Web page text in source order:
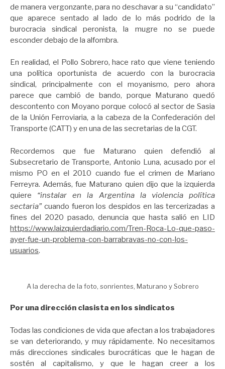
de manera vergonzante, para no deschavar a su “candidato”
que aparece sentado al lado de lo más podrido de la
burocracia sindical peronista, la mugre no se puede
esconder debajo de la alfombra.
En realidad, el Pollo Sobrero, hace rato que viene teniendo
una política oportunista de acuerdo con la burocracia
sindical, principalmente con el moyanismo, pero ahora
parece que cambió de bando, porque Maturano quedó
descontento con Moyano porque colocó al sector de Sasia
de la Unión Ferroviaria, a la cabeza de la Confederación del
Transporte (CATT) y en una de las secretarias de la CGT.
Recordemos que fue Maturano quien defendió al
Subsecretario de Transporte, Antonio Luna, acusado por el
mismo PO en el 2010 cuando fue el crimen de Mariano
Ferreyra. Además, fue Maturano quien dijo que la izquierda
quiere “instalar en la Argentina la violencia política
sectaria” cuando fueron los despidos en las tercerizadas a
fines del 2020 pasado, denuncia que hasta salió en LID
https://www.laizquierdadiario.com/Tren-Roca-Lo-que-paso-
ayer-fue-un-problema-con-barrabravas-no-con-los-
usuarios.
A la derecha de la foto, sonrientes, Maturano y Sobrero
Por una dirección clasista en los sindicatos
Todas las condiciones de vida que afectan a los trabajadores
se van deteriorando, y muy rápidamente. No necesitamos
más direcciones sindicales burocráticas que le hagan de
sostén al capitalismo, y que le hagan creer a los